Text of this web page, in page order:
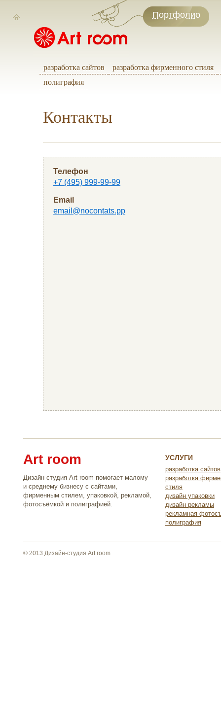
Портфолио
разработка сайтов
разработка фирменного стиля
полиграфия
Контакты
Телефон
+7 (495) 999-99-99
Email
email@nocontats.pp
Art room
Дизайн-студия Art room помогает малому
и среднему бизнесу с сайтами,
фирменным стилем, упаковкой, рекламой,
фотосъёмкой и полиграфией.
УСЛУГИ
разработка сайтов
разработка
стиля
дизайн упаковки
дизайн рекламы
рекламная
полиграфия
© 2013 Дизайн-студия Art room